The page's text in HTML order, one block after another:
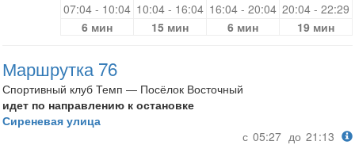
07:04 - 10:04 10:04 - 16:04 16:04 - 20:04 20:04 - 22:29
6 мин
15 мин 6 мин 19 мин
Маршрутка 76
Спортивный клуб Темп — Посёлок Восточный
идет по направлению к остановке
Сиреневая улица
с 05:27 до 21:13